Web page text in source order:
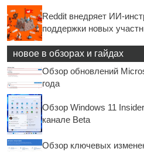
Reddit внедряет ИИ-
поддержки новых
новое в обзорах и гайдах
Обзор обновлений
года
Обзор Windows 11
канале Beta
Обзор ключевых